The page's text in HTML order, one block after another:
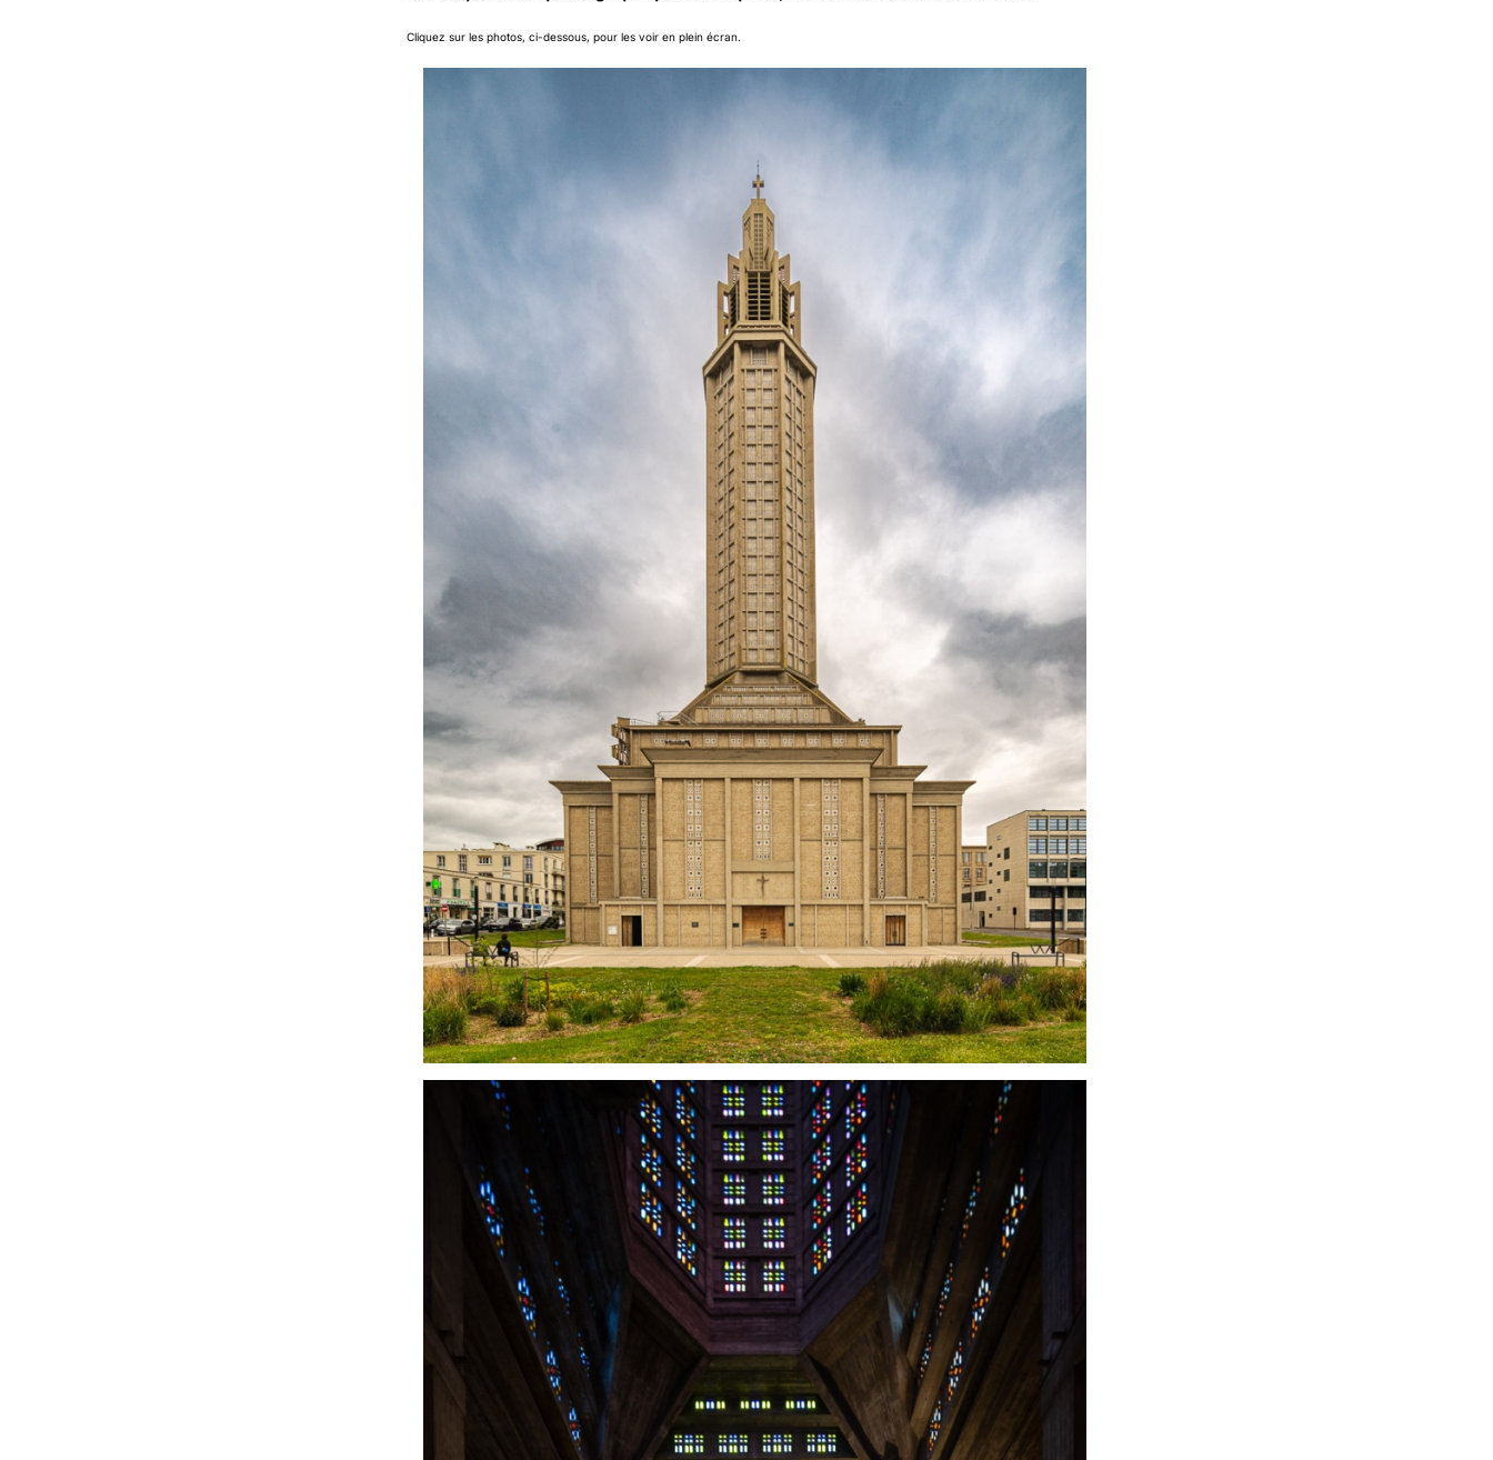
Cliquez sur les photos, ci-dessous, pour les voir en plein écran.